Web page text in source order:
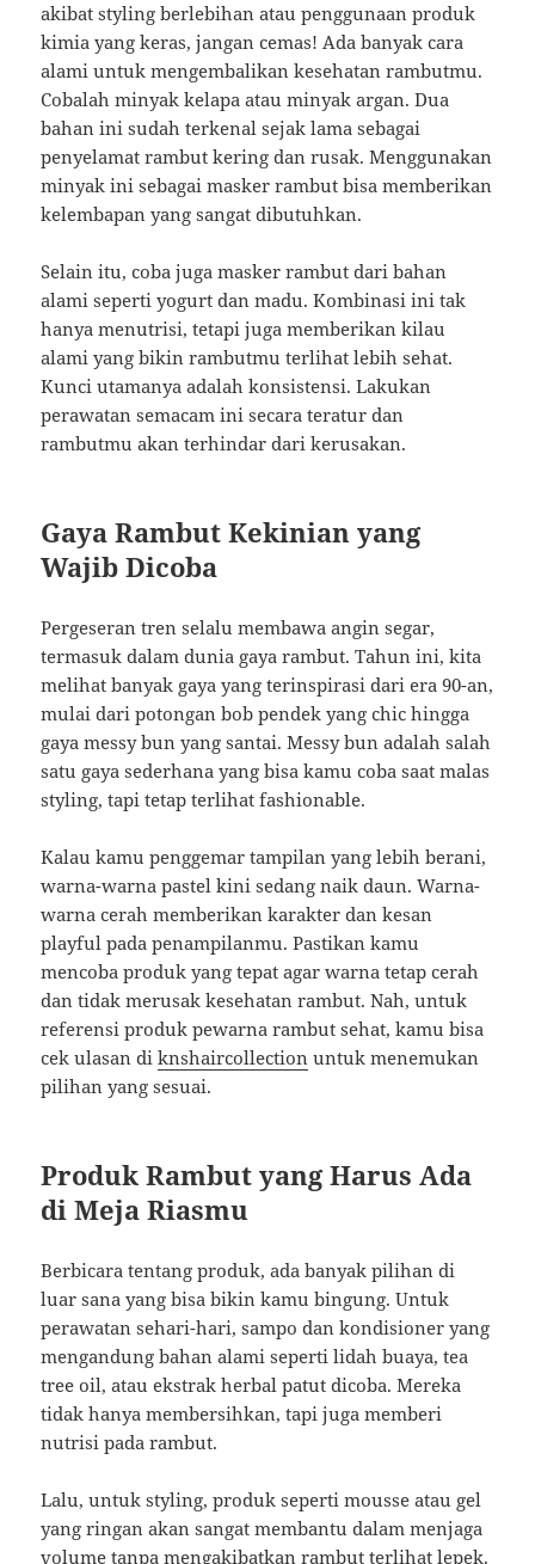
akibat styling berlebihan atau penggunaan produk
kimia yang keras, jangan cemas! Ada banyak cara
alami untuk mengembalikan kesehatan rambutmu.
Cobalah minyak kelapa atau minyak argan. Dua
bahan ini sudah terkenal sejak lama sebagai
penyelamat rambut kering dan rusak. Menggunakan
minyak ini sebagai masker rambut bisa memberikan
kelembapan yang sangat dibutuhkan.
Selain itu, coba juga masker rambut dari bahan
alami seperti yogurt dan madu. Kombinasi ini tak
hanya menutrisi, tetapi juga memberikan kilau
alami yang bikin rambutmu terlihat lebih sehat.
Kunci utamanya adalah konsistensi. Lakukan
perawatan semacam ini secara teratur dan
rambutmu akan terhindar dari kerusakan.
Gaya Rambut Kekinian yang
Wajib Dicoba
Pergeseran tren selalu membawa angin segar,
termasuk dalam dunia gaya rambut. Tahun ini, kita
melihat banyak gaya yang terinspirasi dari era 90-an,
mulai dari potongan bob pendek yang chic hingga
gaya messy bun yang santai. Messy bun adalah salah
satu gaya sederhana yang bisa kamu coba saat malas
styling, tapi tetap terlihat fashionable.
Kalau kamu penggemar tampilan yang lebih berani,
warna-warna pastel kini sedang naik daun. Warna-
warna cerah memberikan karakter dan kesan
playful pada penampilanmu. Pastikan kamu
mencoba produk yang tepat agar warna tetap cerah
dan tidak merusak kesehatan rambut. Nah, untuk
referensi produk pewarna rambut sehat, kamu bisa
cek ulasan diknshaircollection untuk menemukan
pilihan yang sesuai.
Produk Rambut yang Harus Ada
di Meja Riasmu
Berbicara tentang produk, ada banyak pilihan di
luar sana yang bisa bikin kamu bingung. Untuk
perawatan sehari-hari, sampo dan kondisioner yang
mengandung bahan alami seperti lidah buaya, tea
tree oil, atau ekstrak herbal patut dicoba. Mereka
tidak hanya membersihkan, tapi juga memberi
nutrisi pada rambut.
Lalu, untuk styling, produk seperti mousse atau gel
yang ringan akan sangat membantu dalam menjaga
volume tanpa mengakibatkan rambut terlihat lepek.